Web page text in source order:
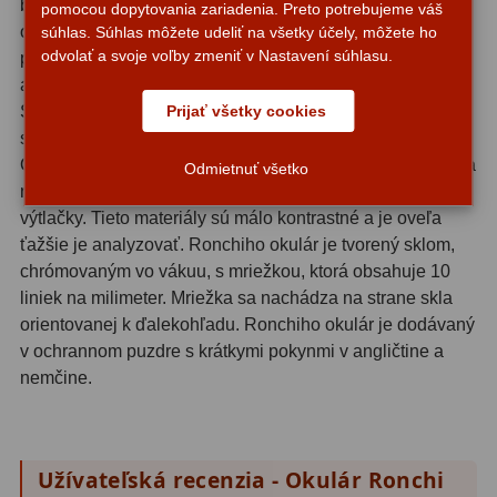
ZOOM12
ED a Flat Field12
Barlow 65
Filtre183
Mesačné a polarizačné23
Slnečné
Širokopásmové2
bezvetrie a skúseného pozorovateľa. Ronchiho test je
oveľa menej náročný, funguje aj v nie príliš ideálnych
podmienkach a aj začiatočník môže vykonať správnu
analýzu prístroja po krátkom štúdiu návodu.
Súprava: Ronchiho okulár sa skladá z kovového korpusu
s 1,25-palcovým valcom z čierneho eloxovaného hliníka.
Obsahuje malý kúsok skla s mriežkou. Niektorí výrobcovia
nanášajú siete na exponované filmy alebo laserové
výtlačky. Tieto materiály sú málo kontrastné a je oveľa
ťažšie je analyzovať. Ronchiho okulár je tvorený sklom,
chrómovaným vo vákuu, s mriežkou, ktorá obsahuje 10
liniek na milimeter. Mriežka sa nachádza na strane skla
orientovanej k ďalekohľadu. Ronchiho okulár je dodávaný
v ochrannom puzdre s krátkymi pokynmi v angličtine a
nemčine.
Užívateľská recenzia - Okulár Ronchi
pomocou dopytovania zariadenia. Preto potrebujeme váš
súhlas. Súhlas môžete udeliť na všetky účely, môžete ho
odvolať a svoje voľby zmeniť v Nastavení súhlasu.
Prijať všetky cookies
Odmietnuť všetko